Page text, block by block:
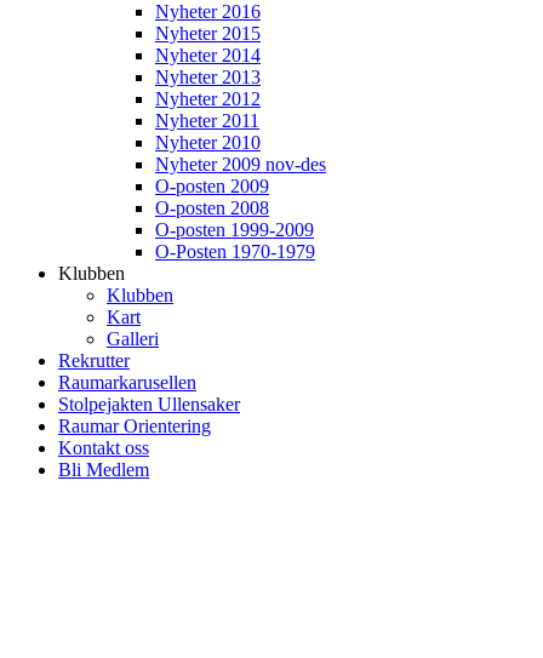
Nyheter 2016
Nyheter 2015
Nyheter 2014
Nyheter 2013
Nyheter 2012
Nyheter 2011
Nyheter 2010
Nyheter 2009 nov-des
O-posten 2009
O-posten 2008
O-posten 1999-2009
O-Posten 1970-1979
Klubben
Klubben
Kart
Galleri
Rekrutter
Raumarkarusellen
Stolpejakten Ullensaker
Raumar Orientering
Kontakt oss
Bli Medlem